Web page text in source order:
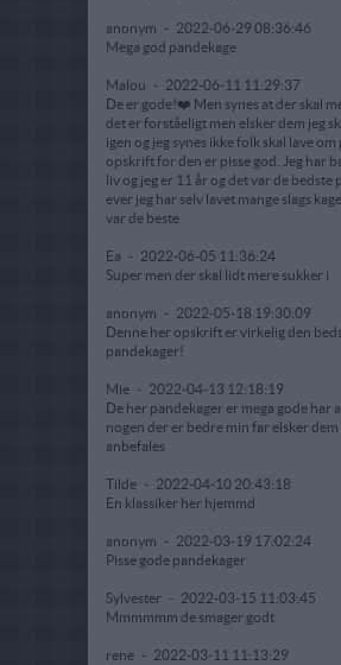
anonym - 2022-06-29 08:36:46
Mega god pandekage
Malou - 2022-06-11 11:29:37
De er gode!❤️ Men synes at der skal
det er forståeligt men elsker dem jeg
igen og jeg synes ikke folk skal lave om
opskrift for den er pisse god. Jeg har
liv og jeg er 11 år og det var de bedste
ever jeg har selv lavet mange slags
var de beste
Ea - 2022-06-05 11:36:24
Super men der skal lidt mere sukker i
anonym - 2022-05-18 19:30:09
Denne her opskrift er virkelig den
pandekager!
Mie - 2022-04-13 12:18:19
De her pandekager er mega gode har
nogen der er bedre min far elsker dem
anbefales
Tilde - 2022-04-10 20:43:18
En klassiker her hjemmd
anonym - 2022-03-19 17:02:24
Pisse gode pandekager
Sylvester - 2022-03-15 11:03:45
Mmmmmm de smager godt
rene - 2022-03-11 11:13:29